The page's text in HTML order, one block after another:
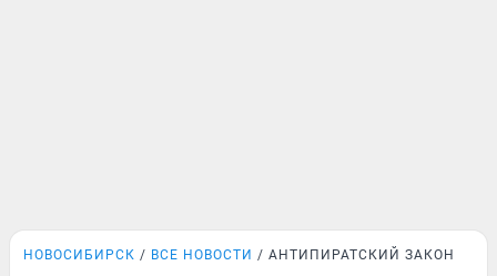
НОВОСИБИРСК ВСЕ НОВОСТИ АНТИПИРАТСКИЙ ЗАКОН